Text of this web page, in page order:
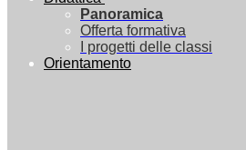
Panoramica
Offerta formativa
I progetti delle classi
Orientamento